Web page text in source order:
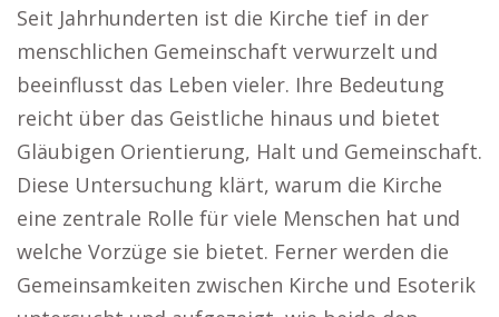
Seit Jahrhunderten ist die Kirche tief in der
menschlichen Gemeinschaft verwurzelt und
beeinflusst das Leben vieler. Ihre Bedeutung
reicht über das Geistliche hinaus und bietet
Gläubigen Orientierung, Halt und Gemeinschaft.
Diese Untersuchung klärt, warum die Kirche
eine zentrale Rolle für viele Menschen hat und
welche Vorzüge sie bietet. Ferner werden die
Gemeinsamkeiten zwischen Kirche und Esoterik